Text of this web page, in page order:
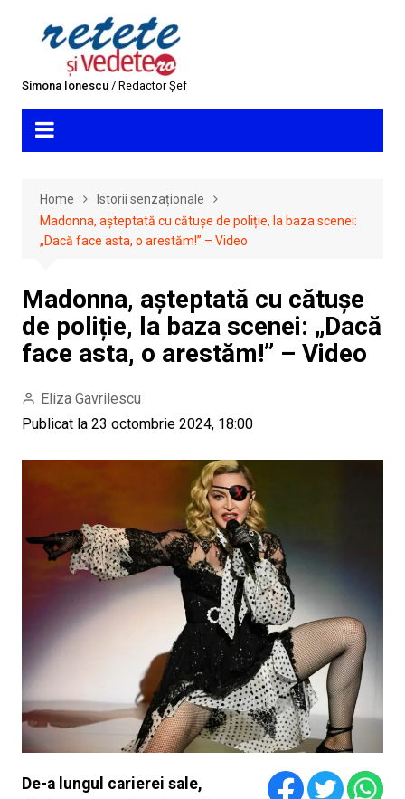
Simona Ionescu/ Redactor Șef
Home
Istorii senzaționale
Madonna, așteptată cu cătușe de poliție, la baza scenei:
„Dacă face asta, o arestăm!” – Video
Madonna, așteptată cu cătușe
de poliție, la baza scenei: „Dacă
face asta, o arestăm!” – Video
Eliza Gavrilescu
Publicat la 23 octombrie 2024, 18:00
De-a lungul carierei sale,